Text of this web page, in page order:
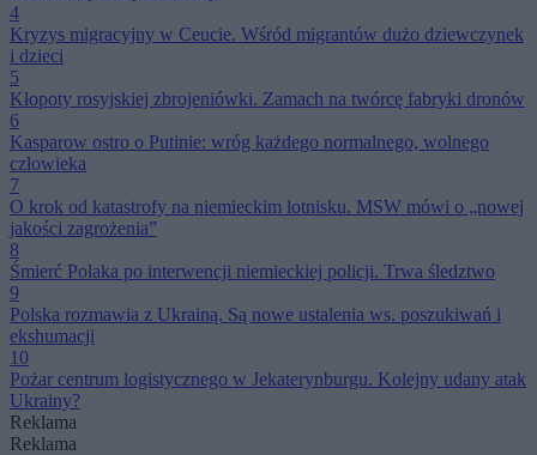
4
Kryzys migracyjny w Ceucie. Wśród migrantów dużo dziewczynek
i dzieci
5
Kłopoty rosyjskiej zbrojeniówki. Zamach na twórcę fabryki dronów
6
Kasparow ostro o Putinie: wróg każdego normalnego, wolnego
człowieka
7
O krok od katastrofy na niemieckim lotnisku. MSW mówi o „nowej
jakości zagrożenia”
8
Śmierć Polaka po interwencji niemieckiej policji. Trwa śledztwo
9
Polska rozmawia z Ukrainą. Są nowe ustalenia ws. poszukiwań i
ekshumacji
10
Pożar centrum logistycznego w Jekaterynburgu. Kolejny udany atak
Ukrainy?
Reklama
Reklama